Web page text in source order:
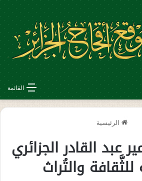
القائمة
الرئيسية
عبد القادر الجزائري
للثَّقافة والتُراث